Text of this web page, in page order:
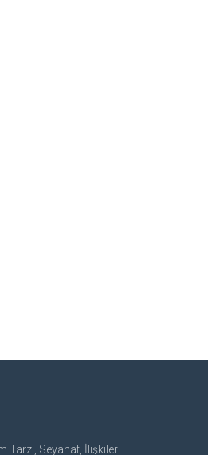
Tarzı, Seyahat, İlişkiler